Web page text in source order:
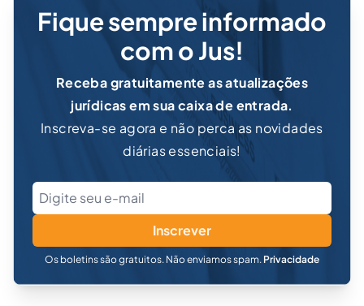
Fique sempre informado
com o Jus!
Receba gratuitamente as atualizações
jurídicas em sua caixa de entrada.
Inscreva-se agora e não perca as novidades
diárias essenciais!
Inscrever
Os boletins são gratuitos. Não enviamos spam. Privacidade